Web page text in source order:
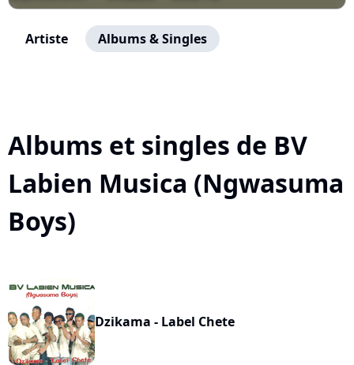
Artiste Albums & Singles
Albums et singles de BV
Labien Musica (Ngwasuma
Boys)
Dzikama - Label Chete